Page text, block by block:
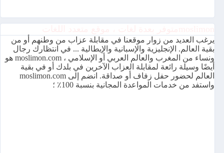
يرغب العديد من زوار موقعنا في مقابلة عزاب من وطنهم أو من
بقية العالم. الإنجليزية والإسبانية والإيطالية ... في انتظارك رجال
ونساء من المغرب والعالم العربي أو الإسلامي ، moslimon.com هو
أيضًا وسيلة رائعة لمقابلة العزاب الآخرين في بلدك أو في بقية
العالم لحضور حفل زفاف أو صداقة. انضم إلى moslimon.com
واستفد من خدمات المواعدة المجانية بنسبة 100٪ ؛